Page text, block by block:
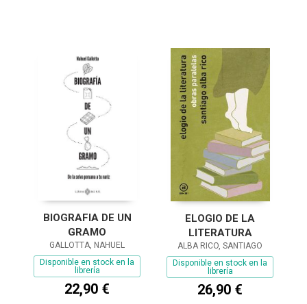
BIOGRAFIA DE UN
GRAMO
GALLOTTA, NAHUEL
Disponible en stock en la
librería
22,90 €
ELOGIO DE LA
LITERATURA
ALBA RICO, SANTIAGO
Disponible en stock en la
librería
26,90 €